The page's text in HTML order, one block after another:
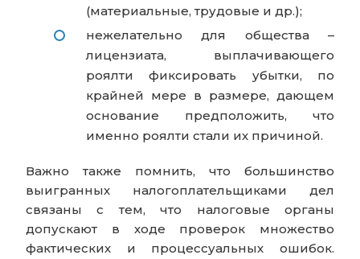
(материальные, трудовые и др.);
нежелательно для общества –
лицензиата, выплачивающего
роялти фиксировать убытки, по
крайней мере в размере, дающем
основание предположить, что
именно роялти стали их причиной.
Важно также помнить, что большинство
выигранных налогоплательщиками дел
связаны с тем, что налоговые органы
допускают в ходе проверок множество
фактических и процессуальных ошибок.